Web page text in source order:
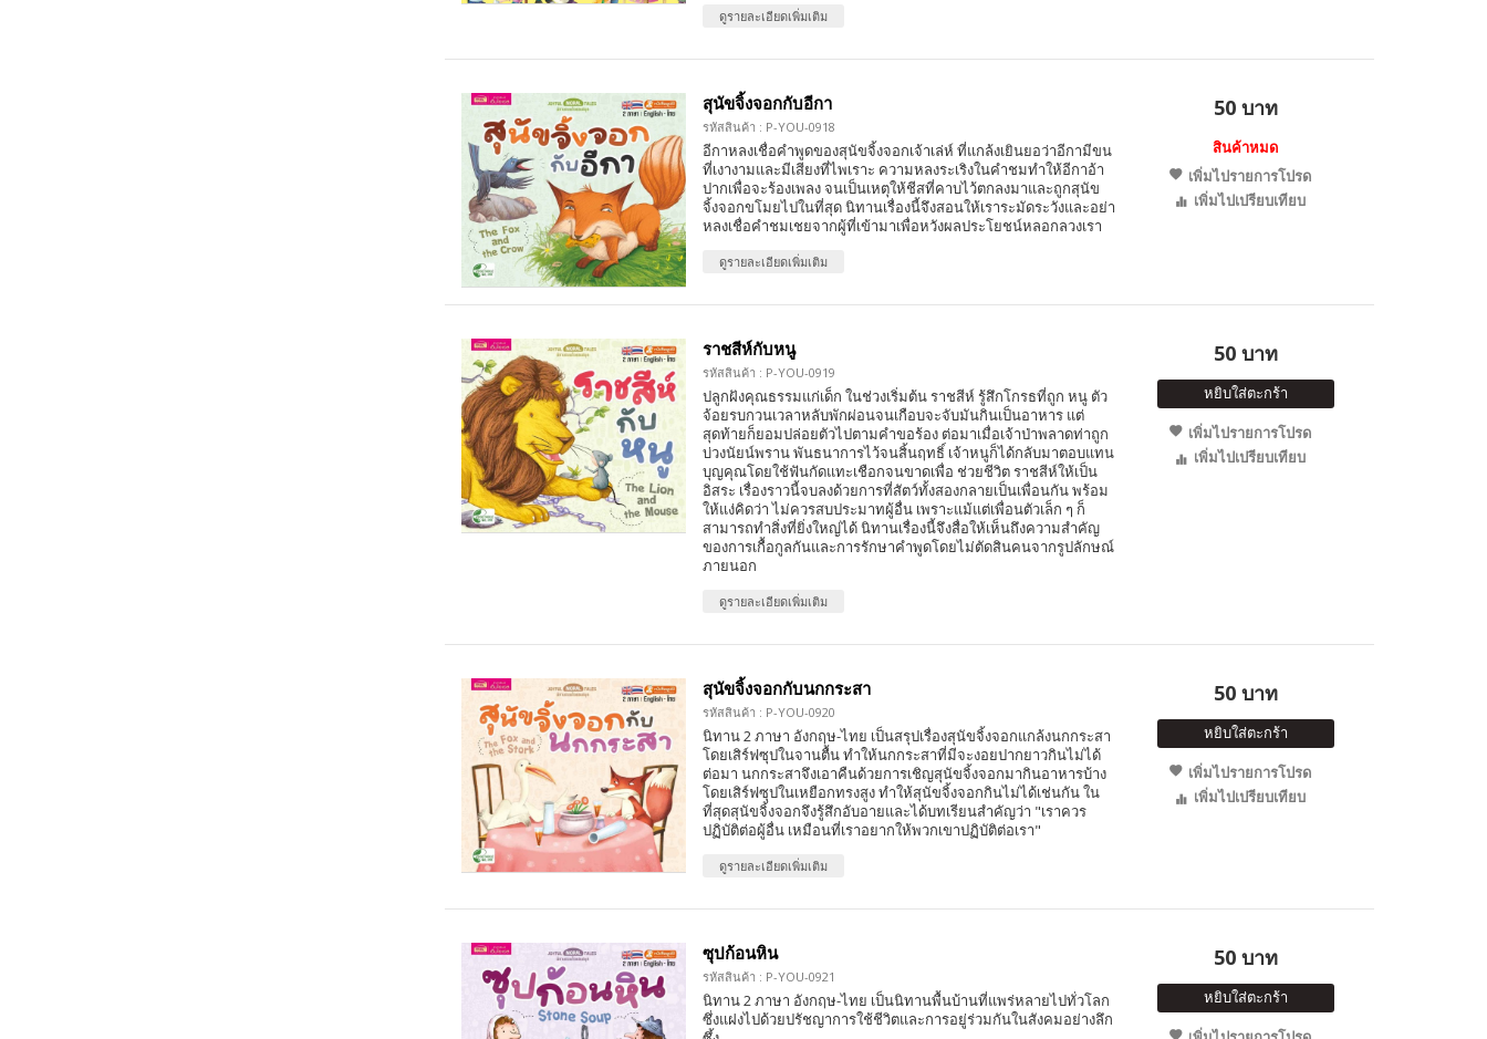
ดูรายละเอียดเพิ่มเติม
สุนัขจิ้งจอกกับอีกา
รหัสสินค้า : P-YOU-0918
อีกาหลงเชื่อคำพูดของสุนัขจิ้งจอกเจ้าเล่ห์ ที่แกล้งเยินยอว่าอีกามีขน
ที่เงางามและมีเสียงที่ไพเราะ ความหลงระเริงในคำชมทำให้อีกาอ้า
ปากเพื่อจะร้องเพลง จนเป็นเหตุให้ชีสที่คาบไว้ตกลงมาและถูกสุนัข
จิ้งจอกขโมยไปในที่สุด นิทานเรื่องนี้จึงสอนให้เราระมัดระวังและอย่า
หลงเชื่อคำชมเชยจากผู้ที่เข้ามาเพื่อหวังผลประโยชน์หลอกลวงเรา
ดูรายละเอียดเพิ่มเติม
50 บาท
สินค้าหมด
เพิ่มไปรายการโปรด
เพิ่มไปเปรียบเทียบ
ราชสีห์กับหนู
รหัสสินค้า : P-YOU-0919
ปลูกฝังคุณธรรมแก่เด็ก ในช่วงเริ่มต้น ราชสีห์ รู้สึกโกรธที่ถูก หนู ตัว
จ้อยรบกวนเวลาหลับพักผ่อนจนเกือบจะจับมันกินเป็นอาหาร แต่
สุดท้ายก็ยอมปล่อยตัวไปตามคำขอร้อง ต่อมาเมื่อเจ้าป่าพลาดท่าถูก
บ่วงนัยน์พราน พันธนาการไว้จนสิ้นฤทธิ์ เจ้าหนูก็ได้กลับมาตอบแทน
บุญคุณโดยใช้ฟันกัดแทะเชือกจนขาดเพื่อ ช่วยชีวิต ราชสีห์ให้เป็น
อิสระ เรื่องราวนี้จบลงด้วยการที่สัตว์ทั้งสองกลายเป็นเพื่อนกัน พร้อม
ให้แง่คิดว่า ไม่ควรสบประมาทผู้อื่น เพราะแม้แต่เพื่อนตัวเล็ก ๆ ก็
สามารถทำสิ่งที่ยิ่งใหญ่ได้ นิทานเรื่องนี้จึงสื่อให้เห็นถึงความสำคัญ
ของการเกื้อกูลกันและการรักษาคำพูดโดยไม่ตัดสินคนจากรูปลักษณ์
ภายนอก
ดูรายละเอียดเพิ่มเติม
50 บาท
หยิบใส่ตะกร้า
เพิ่มไปรายการโปรด
เพิ่มไปเปรียบเทียบ
สุนัขจิ้งจอกกับนกกระสา
รหัสสินค้า : P-YOU-0920
นิทาน 2 ภาษา อังกฤษ-ไทย เป็นสรุปเรื่องสุนัขจิ้งจอกแกล้งนกกระสา
โดยเสิร์ฟซุปในจานตื้น ทำให้นกกระสาที่มีจะงอยปากยาวกินไม่ได้
ต่อมา นกกระสาจึงเอาคืนด้วยการเชิญสุนัขจิ้งจอกมากินอาหารบ้าง
โดยเสิร์ฟซุปในเหยือกทรงสูง ทำให้สุนัขจิ้งจอกกินไม่ได้เช่นกัน ใน
ที่สุดสุนัขจิ้งจอกจึงรู้สึกอับอายและได้บทเรียนสำคัญว่า "เราควร
ปฏิบัติต่อผู้อื่น เหมือนที่เราอยากให้พวกเขาปฏิบัติต่อเรา"
ดูรายละเอียดเพิ่มเติม
50 บาท
หยิบใส่ตะกร้า
เพิ่มไปรายการโปรด
เพิ่มไปเปรียบเทียบ
ซุปก้อนหิน
รหัสสินค้า : P-YOU-0921
นิทาน 2 ภาษา อังกฤษ-ไทย เป็นนิทานพื้นบ้านที่แพร่หลายไปทั่วโลก
ซึ่งแฝงไปด้วยปรัชญาการใช้ชีวิตและการอยู่ร่วมกันในสังคมอย่างลึก
50 บาท
หยิบใส่ตะกร้า